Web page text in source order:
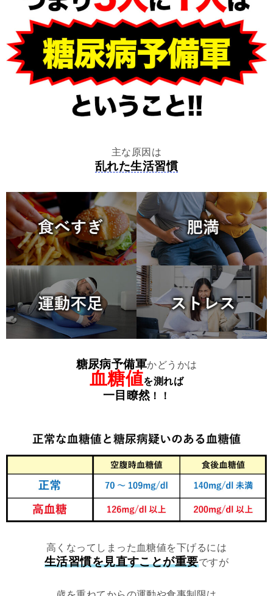
主な原因は
乱れた生活習慣
糖尿病予備軍かどうかは
血糖値を測れば
一目瞭然 ！！
高くなってしまった血糖値を下げるには
生活習慣を見直すことが重要ですが